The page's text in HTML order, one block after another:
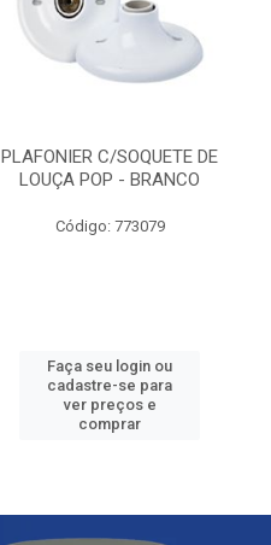
PLAFONIER C/SOQUETE DE
LOUÇA POP - BRANCO
Código: 773079
Faça seu login ou
cadastre-se para
ver preços e
comprar